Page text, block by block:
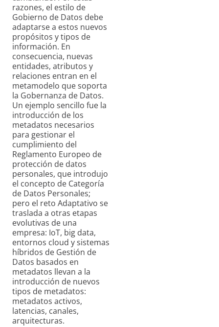
razones, el estilo de
Gobierno de Datos debe
adaptarse a estos nuevos
propósitos y tipos de
información. En
consecuencia, nuevas
entidades, atributos y
relaciones entran en el
metamodelo que soporta
la Gobernanza de Datos.
Un ejemplo sencillo fue la
introducción de los
metadatos necesarios
para gestionar el
cumplimiento del
Reglamento Europeo de
protección de datos
personales, que introdujo
el concepto de Categoría
de Datos Personales;
pero el reto Adaptativo se
traslada a otras etapas
evolutivas de una
empresa: IoT, big data,
entornos cloud y sistemas
híbridos de Gestión de
Datos basados en
metadatos llevan a la
introducción de nuevos
tipos de metadatos:
metadatos activos,
latencias, canales,
arquitecturas.